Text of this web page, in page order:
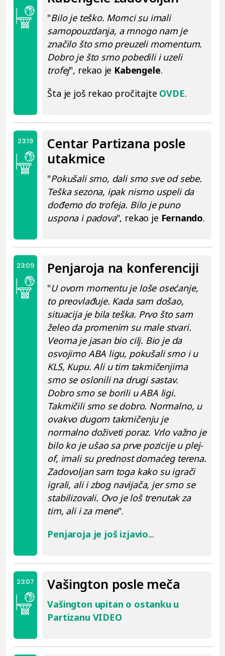
"Bilo je teško. Momci su imali
samopouzdanja, a mnogo nam je
značilo što smo preuzeli momentum.
Dobro je što smo pobedili i uzeli
trofej", rekao je Kabengele.
Šta je još rekao pročitajte OVDE.
23:19
Centar Partizana posle
utakmice
"Pokušali smo, dali smo sve od sebe.
Teška sezona, ipak nismo uspeli da
dođemo do trofeja. Bilo je puno
uspona i padova", rekao je Fernando.
23:09 Penjaroja na konferenciji
"U ovom momentu je loše osećanje,
to preovlađuje. Kada sam došao,
situacija je bila teška. Prvo što sam
želeo da promenim su male stvari.
Veoma je jasan bio cilj. Bio je da
osvojimo ABA ligu, pokušali smo i u
KLS, Kupu. Ali u tim takmičenjima
smo se oslonili na drugi sastav.
Dobro smo se borili u ABA ligi.
Takmičili smo se dobro. Normalno, u
ovakvo dugom takmičenju je
normalno doživeti poraz. Vrlo važno je
bilo ko je ušao sa prve pozicije u plej-
of, imali su prednost domaćeg terena.
Zadovoljan sam toga kako su igrači
igrali, ali i zbog navijača, jer smo se
stabilizovali. Ovo je loš trenutak za
tim, ali i za mene".
Penjaroja je još izjavio...
23:07 Vašington posle meča
Vašington upitan o ostanku u
Partizanu VIDEO